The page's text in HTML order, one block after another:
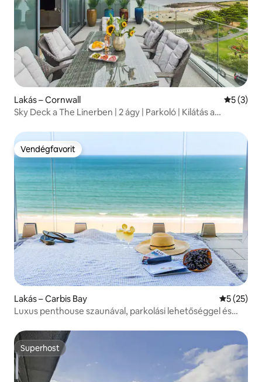
Lakás – Cornwall Átlagos
5 (3)
Sky Deck a The Linerben | 2 ágy | Parkoló | Kilátás a
Vendégfavorit
Vendégfavorit
Lakás – Carbis Bay Átlagos
5 (25)
Luxus penthouse szaunával, parkolási lehetőséggel és
Superhost
Superhost